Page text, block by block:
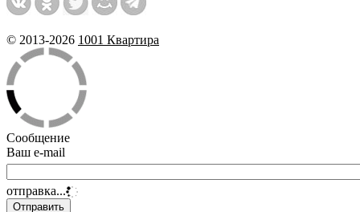
© 2013-2026 1001 Квартира
Сообщение
Ваш e-mail
отправка...